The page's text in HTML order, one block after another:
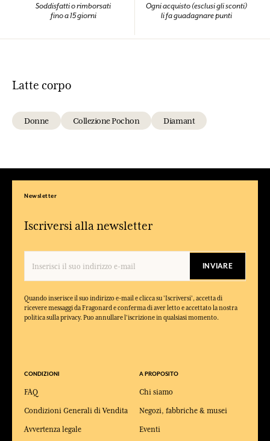
Soddisfatti o rimborsati
fino a 15 giorni
Ogni acquisto (esclusi gli sconti)
li fa guadagnare punti
Latte corpo
Donne Collezione Pochon Diamant
Newsletter
Iscriversi alla newsletter
INVIARE
Quando inserisce il suo indirizzo e-mail e clicca su 'Iscriversi', accetta di
ricevere messaggi da Fragonard e conferma di aver letto e accettato la nostra
politica sulla privacy. Puo annullare l'iscrizione in qualsiasi momento.
CONDIZIONI
FAQ
Condizioni Generali di Vendita
Avvertenza legale
A PROPOSITO
Chi siamo
Negozi, fabbriche & musei
Eventi